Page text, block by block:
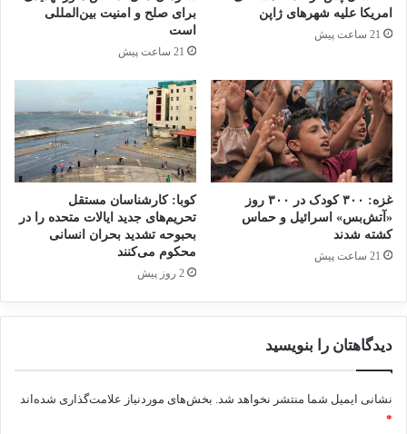
امریکا علیه شهرهای ژاپن
21 ساعت پیش
برای صلح و امنیت بین‌المللی
است
21 ساعت پیش
غزه: ۳۰۰ کودک در ۳۰۰ روز
«آتش‌بس» اسرائیل و حماس
کشته شدند
21 ساعت پیش
کوبا: کارشناسان مستقل
تحریم‌های جدید ایالات متحده را در
بحبوحه تشدید بحران انسانی
محکوم می‌کنند
2 روز پیش
دیدگاهتان را بنویسید
نشانی ایمیل شما منتشر نخواهد شد. بخش‌های موردنیاز علامت‌گذاری شده‌اند
*